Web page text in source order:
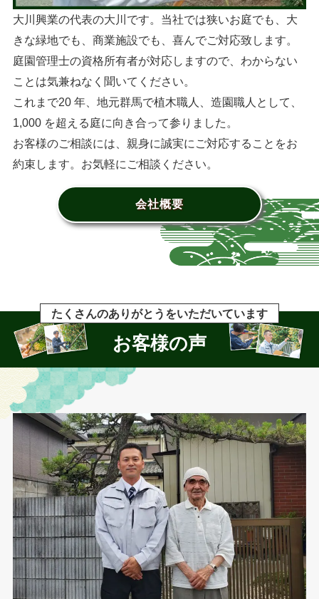
大川興業の代表の大川です。当社では狭いお庭でも、大
きな緑地でも、商業施設でも、喜んでご対応致します。
庭園管理士の資格所有者が対応しますので、わからない
ことは気兼ねなく聞いてください。
これまで20 年、地元群馬で植木職人、造園職人として、
1,000 を超える庭に向き合って参りました。
お客様のご相談には、親身に誠実にご対応することをお
約束します。お気軽にご相談ください。
会社概要
たくさんのありがとうをいただいています
お客様の声